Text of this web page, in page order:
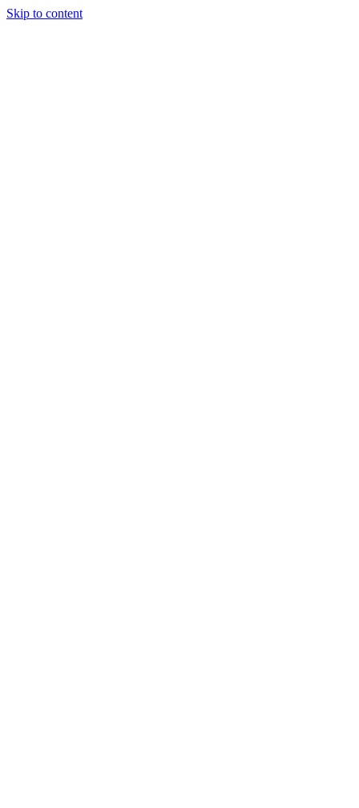
Skip to content